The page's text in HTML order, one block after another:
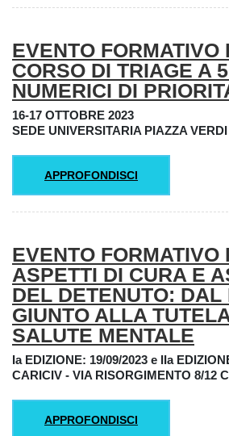
EVENTO FORMATIVO
CORSO DI TRIAGE A
NUMERICI DI
16-17 OTTOBRE 2023
SEDE UNIVERSITARIA PIAZZA
APPROFONDISCI
EVENTO FORMATIVO
ASPETTI DI CURA E
DEL DETENUTO: DAL
GIUNTO ALLA
SALUTE MENTALE
Ia EDIZIONE: 19/09/2023 e IIa
CARICIV - VIA RISORGIMENTO 8/12
APPROFONDISCI